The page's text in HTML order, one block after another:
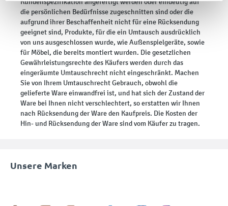
die persönlichen Bedürfnisse zugeschnitten sind oder die
aufgrund ihrer Beschaffenheit nicht für eine Rücksendung
geeignet sind, Produkte, für die ein Umtausch ausdrücklich
von uns ausgeschlossen wurde, wie Außenspielgeräte, sowie
für Möbel, die bereits montiert wurden. Die gesetzlichen
Gewährleistungsrechte des Käufers werden durch das
eingeräumte Umtauschrecht nicht eingeschränkt. Machen
Sie von Ihrem Umtauschrecht Gebrauch, obwohl die
gelieferte Ware einwandfrei ist, und hat sich der Zustand der
Ware bei Ihnen nicht verschlechtert, so erstatten wir Ihnen
nach Rücksendung der Ware den Kaufpreis. Die Kosten der
Hin- und Rücksendung der Ware sind vom Käufer zu tragen.
Unsere Marken